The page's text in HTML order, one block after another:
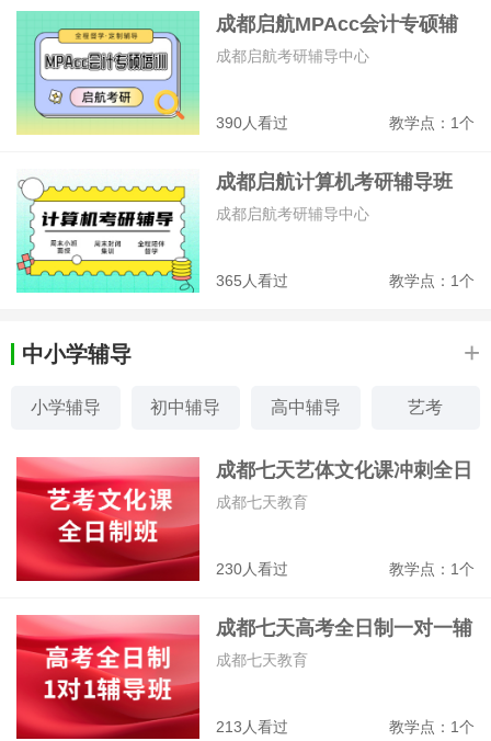
成都启航MPAcc会计专硕辅
导班
390人看过 教学点：1个
成都启航考研辅导中心
成都启航计算机考研辅导班
365人看过 教学点：1个
成都启航考研辅导中心
中小学辅导 +
小学辅导 初中辅导 高中辅导 艺考
素质特长 家教 少儿编程 感统训练
成都七天艺体文化课冲刺全日
制班
230人看过 教学点：1个
成都七天教育
成都七天高考全日制一对一辅
导班
213人看过 教学点：1个
成都七天教育